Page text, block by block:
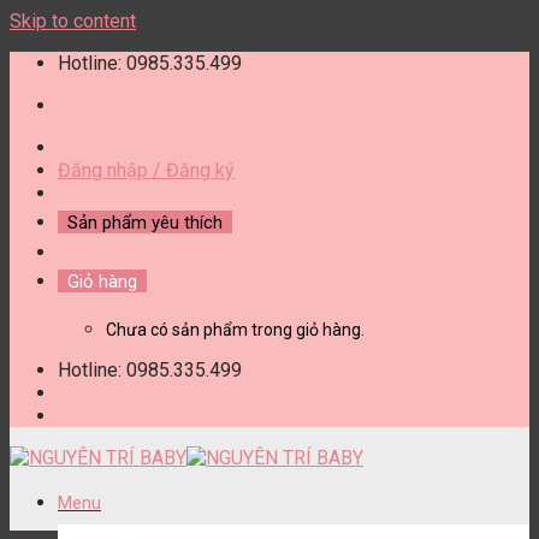
Skip to content
Hotline: 0985.335.499
Đăng nhập / Đăng ký
Sản phẩm yêu thích
Giỏ hàng
Chưa có sản phẩm trong giỏ hàng.
Hotline: 0985.335.499
Menu